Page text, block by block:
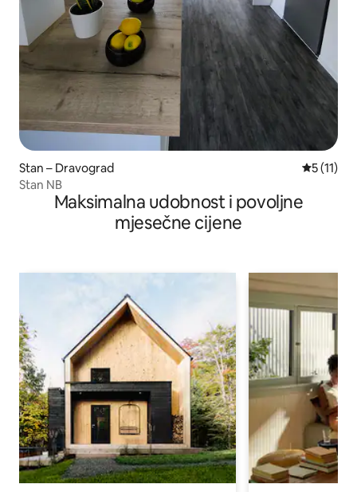
Stan – Dravograd
5 (11)
Stan NB
Maksimalna udobnost i povoljne
mjesečne cijene